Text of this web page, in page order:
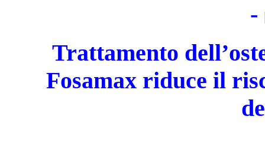
-
Trattamento
Fosamax riduce il